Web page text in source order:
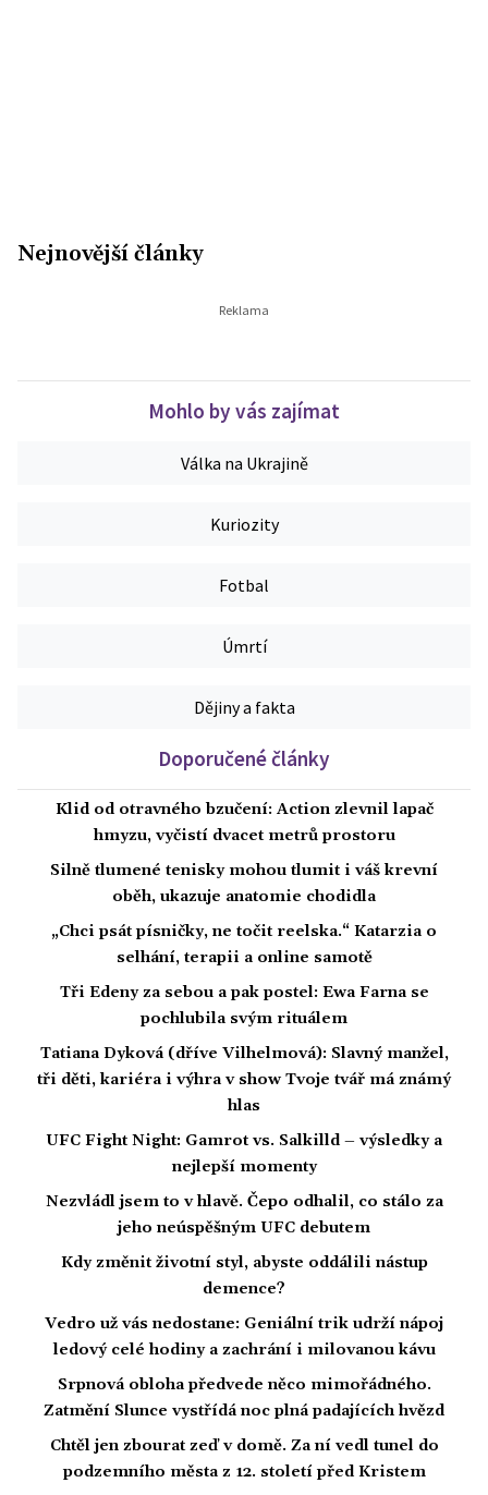
Nejnovější články
Mohlo by vás zajímat
Válka na Ukrajině
Kuriozity
Fotbal
Úmrtí
Dějiny a fakta
Doporučené články
Klid od otravného bzučení: Action zlevnil lapač
hmyzu, vyčistí dvacet metrů prostoru
Silně tlumené tenisky mohou tlumit i váš krevní
oběh, ukazuje anatomie chodidla
„Chci psát písničky, ne točit reelska.“ Katarzia o
selhání, terapii a online samotě
Tři Edeny za sebou a pak postel: Ewa Farna se
pochlubila svým rituálem
Tatiana Dyková (dříve Vilhelmová): Slavný manžel,
tři děti, kariéra i výhra v show Tvoje tvář má známý
hlas
UFC Fight Night: Gamrot vs. Salkilld – výsledky a
nejlepší momenty
Nezvládl jsem to v hlavě. Čepo odhalil, co stálo za
jeho neúspěšným UFC debutem
Kdy změnit životní styl, abyste oddálili nástup
demence?
Vedro už vás nedostane: Geniální trik udrží nápoj
ledový celé hodiny a zachrání i milovanou kávu
Srpnová obloha předvede něco mimořádného.
Zatmění Slunce vystřídá noc plná padajících hvězd
Chtěl jen zbourat zeď v domě. Za ní vedl tunel do
podzemního města z 12. století před Kristem